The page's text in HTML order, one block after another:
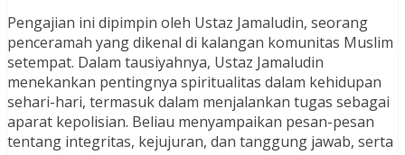
Pengajian ini dipimpin oleh Ustaz Jamaludin, seorang
penceramah yang dikenal di kalangan komunitas Muslim
setempat. Dalam tausiyahnya, Ustaz Jamaludin
menekankan pentingnya spiritualitas dalam kehidupan
sehari-hari, termasuk dalam menjalankan tugas sebagai
aparat kepolisian. Beliau menyampaikan pesan-pesan
tentang integritas, kejujuran, dan tanggung jawab, serta